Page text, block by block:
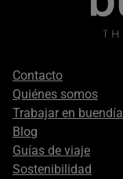
Footer
secondary
Contacto
Quiénes somos
Trabajar en buendía
Blog
Guías de viaje
Sostenibilidad